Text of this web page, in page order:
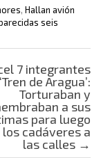
, Hallan avión
seis
7 integrantes
de Aragua’:
Torturaban y
a sus
para luego
cadáveres a
las calles →